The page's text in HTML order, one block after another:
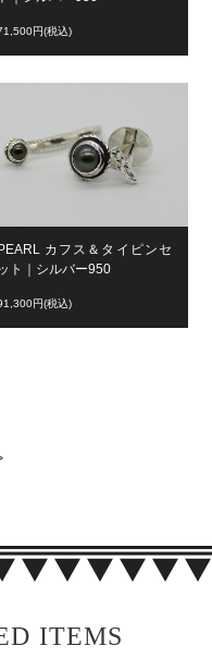
円(税込)
カフス＆タイピンセ
ット｜シルバー950
円(税込)
ITEMS